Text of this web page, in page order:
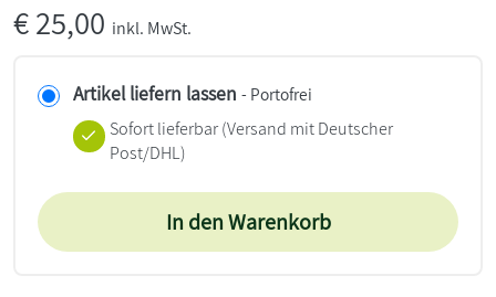
€25,00 inkl. MwSt.
Artikel liefern lassen - Portofrei
Sofort lieferbar(Versand mit Deutscher
Post/DHL)
In den Warenkorb